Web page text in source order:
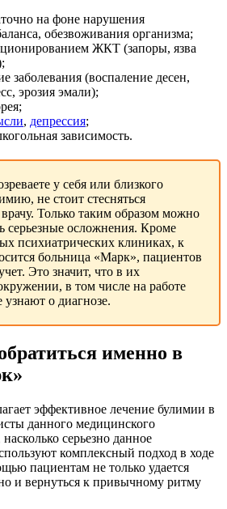
на фоне нарушения
обезвоживания организма;
ЖКТ (запоры, язва
заболевания (воспаление десен,
эрозия эмали);
, депрессия;
зависимость.
у себя или близкого
не стоит стесняться
Только таким образом можно
серьезные осложнения. Кроме
психиатрических клиниках, к
больница «Марк», пациентов
Это значит, что в их
в том числе на работе
узнают о диагнозе.
именно в
эффективное лечение булимии в
данного медицинского
серьезно данное
комплексный подход в ходе
пациентам не только удается
и вернуться к привычному ритму